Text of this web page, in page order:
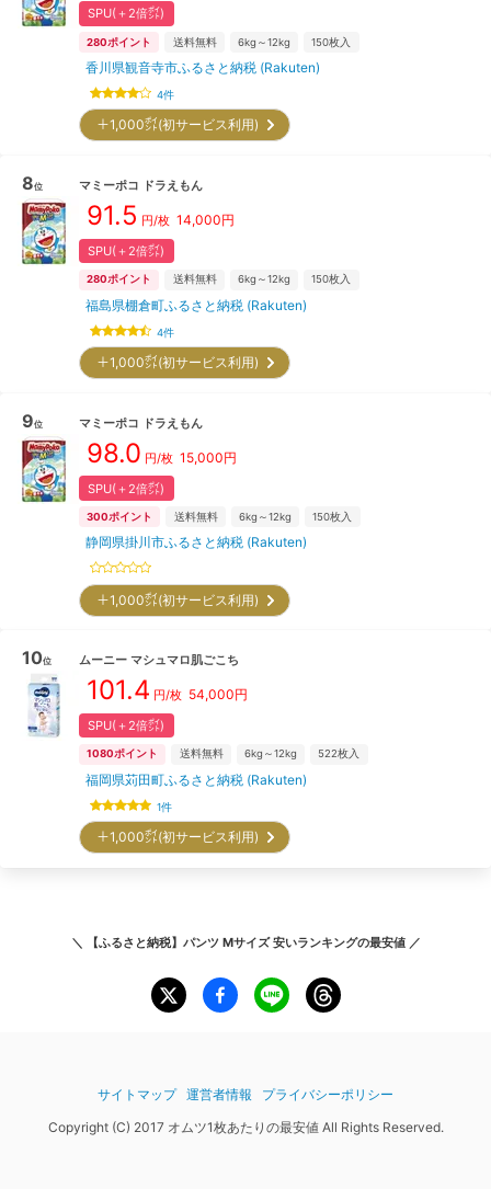
SPU(＋2倍㌽)
280ポイント 送料無料 6kg～12kg 150枚入
香川県観音寺市ふるさと納税 (Rakuten)
4件
＋1,000㌽(初サービス利用)
8位 マミーポコ ドラえもん
91.5 円/枚 14,000円
SPU(＋2倍㌽)
280ポイント 送料無料 6kg～12kg 150枚入
福島県棚倉町ふるさと納税 (Rakuten)
4件
＋1,000㌽(初サービス利用)
9位 マミーポコ ドラえもん
98.0 円/枚 15,000円
SPU(＋2倍㌽)
300ポイント 送料無料 6kg～12kg 150枚入
静岡県掛川市ふるさと納税 (Rakuten)
＋1,000㌽(初サービス利用)
10位 ムーニー マシュマロ肌ごこち
101.4 円/枚 54,000円
SPU(＋2倍㌽)
1080ポイント 送料無料 6kg～12kg 522枚入
福岡県苅田町ふるさと納税 (Rakuten)
1件
＋1,000㌽(初サービス利用)
＼ 【ふるさと納税】パンツ Mサイズ 安いランキングの最安値 ／
サイトマップ 運営者情報
プライバシーポリシー
Copyright (C) 2017 オムツ1枚あたりの最安値 All Rights Reserved.